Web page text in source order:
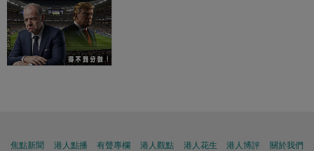
焦點新聞 港人點播
有聲專欄
港人觀點
港人花生
港人博評
關於我們